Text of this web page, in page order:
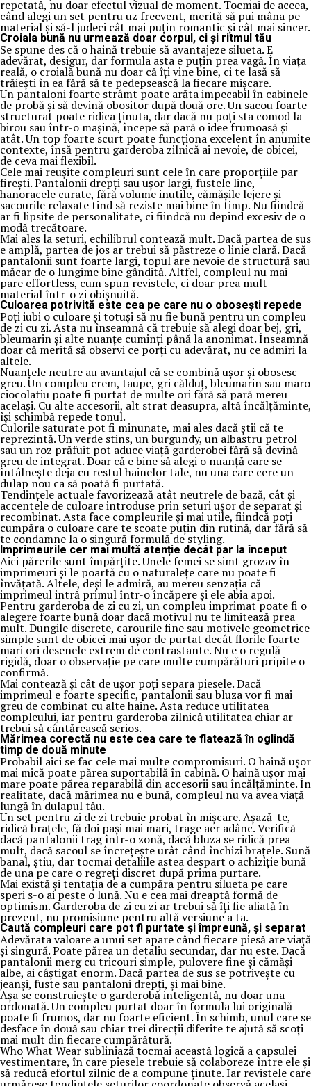
repetată, nu doar efectul vizual de moment. Tocmai de aceea,
când alegi un set pentru uz frecvent, merită să pui mâna pe
material și să-l judeci cât mai puțin romantic și cât mai sincer.
Croiala bună nu urmează doar corpul, ci și ritmul tău
Se spune des că o haină trebuie să avantajeze silueta. E
adevărat, desigur, dar formula asta e puțin prea vagă. În viața
reală, o croială bună nu doar că îți vine bine, ci te lasă să
trăiești în ea fără să te pedepsească la fiecare mișcare.
Un pantaloni foarte strâmt poate arăta impecabil în cabinele
de probă și să devină obositor după două ore. Un sacou foarte
structurat poate ridica ținuta, dar dacă nu poți sta comod la
birou sau într-o mașină, începe să pară o idee frumoasă și
atât. Un top foarte scurt poate funcționa excelent în anumite
contexte, însă pentru garderoba zilnică ai nevoie, de obicei,
de ceva mai flexibil.
Cele mai reușite compleuri sunt cele în care proporțiile par
firești. Pantalonii drepți sau ușor largi, fustele line,
hanoracele curate, fără volume inutile, cămășile lejere și
sacourile relaxate tind să reziste mai bine în timp. Nu fiindcă
ar fi lipsite de personalitate, ci fiindcă nu depind excesiv de o
modă trecătoare.
Mai ales la seturi, echilibrul contează mult. Dacă partea de sus
e amplă, partea de jos ar trebui să păstreze o linie clară. Dacă
pantalonii sunt foarte largi, topul are nevoie de structură sau
măcar de o lungime bine gândită. Altfel, compleul nu mai
pare effortless, cum spun revistele, ci doar prea mult
material într-o zi obișnuită.
Culoarea potrivită este cea pe care nu o obosești repede
Poți iubi o culoare și totuși să nu fie bună pentru un compleu
de zi cu zi. Asta nu înseamnă că trebuie să alegi doar bej, gri,
bleumarin și alte nuanțe cuminți până la anonimat. Înseamnă
doar că merită să observi ce porți cu adevărat, nu ce admiri la
altele.
Nuanțele neutre au avantajul că se combină ușor și obosesc
greu. Un compleu crem, taupe, gri călduț, bleumarin sau maro
ciocolatiu poate fi purtat de multe ori fără să pară mereu
același. Cu alte accesorii, alt strat deasupra, altă încălțăminte,
își schimbă repede tonul.
Culorile saturate pot fi minunate, mai ales dacă știi că te
reprezintă. Un verde stins, un burgundy, un albastru petrol
sau un roz prăfuit pot aduce viață garderobei fără să devină
greu de integrat. Doar că e bine să alegi o nuanță care se
întâlnește deja cu restul hainelor tale, nu una care cere un
dulap nou ca să poată fi purtată.
Tendințele actuale favorizează atât neutrele de bază, cât și
accentele de culoare introduse prin seturi ușor de separat și
recombinat. Asta face compleurile și mai utile, fiindcă poți
cumpăra o culoare care te scoate puțin din rutină, dar fără să
te condamne la o singură formulă de styling.
Imprimeurile cer mai multă atenție decât par la început
Aici părerile sunt împărțite. Unele femei se simt grozav în
imprimeuri și le poartă cu o naturalețe care nu poate fi
învățată. Altele, deși le admiră, au mereu senzația că
imprimeul intră primul într-o încăpere și ele abia apoi.
Pentru garderoba de zi cu zi, un compleu imprimat poate fi o
alegere foarte bună doar dacă motivul nu te limitează prea
mult. Dungile discrete, carourile fine sau motivele geometrice
simple sunt de obicei mai ușor de purtat decât florile foarte
mari ori desenele extrem de contrastante. Nu e o regulă
rigidă, doar o observație pe care multe cumpărături pripite o
confirmă.
Mai contează și cât de ușor poți separa piesele. Dacă
imprimeul e foarte specific, pantalonii sau bluza vor fi mai
greu de combinat cu alte haine. Asta reduce utilitatea
compleului, iar pentru garderoba zilnică utilitatea chiar ar
trebui să cântărească serios.
Mărimea corectă nu este cea care te flatează în oglindă
timp de două minute
Probabil aici se fac cele mai multe compromisuri. O haină ușor
mai mică poate părea suportabilă în cabină. O haină ușor mai
mare poate părea reparabilă din accesorii sau încălțăminte. În
realitate, dacă mărimea nu e bună, compleul nu va avea viață
lungă în dulapul tău.
Un set pentru zi de zi trebuie probat în mișcare. Așază-te,
ridică brațele, fă doi pași mai mari, trage aer adânc. Verifică
dacă pantalonii trag într-o zonă, dacă bluza se ridică prea
mult, dacă sacoul se încrețește urât când închizi brațele. Sună
banal, știu, dar tocmai detaliile astea despart o achiziție bună
de una pe care o regreți discret după prima purtare.
Mai există și tentația de a cumpăra pentru silueta pe care
speri s-o ai peste o lună. Nu e cea mai dreaptă formă de
optimism. Garderoba de zi cu zi ar trebui să îți fie aliată în
prezent, nu promisiune pentru altă versiune a ta.
Caută compleuri care pot fi purtate și împreună, și separat
Adevărata valoare a unui set apare când fiecare piesă are viață
și singură. Poate părea un detaliu secundar, dar nu este. Dacă
pantalonii merg cu tricouri simple, pulovere fine și cămăși
albe, ai câștigat enorm. Dacă partea de sus se potrivește cu
jeanși, fuste sau pantaloni drepți, și mai bine.
Așa se construiește o garderobă inteligentă, nu doar una
ordonată. Un compleu purtat doar în formula lui originală
poate fi frumos, dar nu foarte eficient. În schimb, unul care se
desface în două sau chiar trei direcții diferite te ajută să scoți
mai mult din fiecare cumpărătură.
Who What Wear subliniază tocmai această logică a capsulei
vestimentare, în care piesele trebuie să colaboreze între ele și
să reducă efortul zilnic de a compune ținute. Iar revistele care